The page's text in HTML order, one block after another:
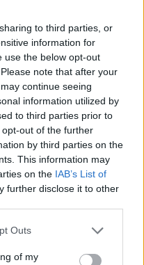
to third parties, or
information for
use the below opt-out
note that after your
continue seeing
information utilized by
to third parties prior to
out of the further
by third parties on the
This information may
on the IAB’s List of
further disclose it to other
one or more Google
You may click to
Outs
of my
πήγαν την
που αποτελεί
επιτήρηση της
Εκεί
και
Μπακόλα και
Αιτωλοακαρνάνες
Σπύρο Πεταλούδη
δημιούργησε